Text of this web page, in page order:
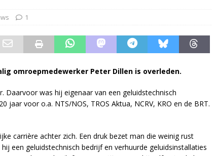
1
omroepmedewerker Peter Dillen is overleden.
Daarvoor was hij eigenaar van een geluidstechnisch
jaar voor o.a. NTS/NOS, TROS Aktua, NCRV, KRO en de BRT.
carrière achter zich. Een druk bezet man die weinig rust
een geluidstechnisch bedrijf en verhuurde geluidsinstallaties